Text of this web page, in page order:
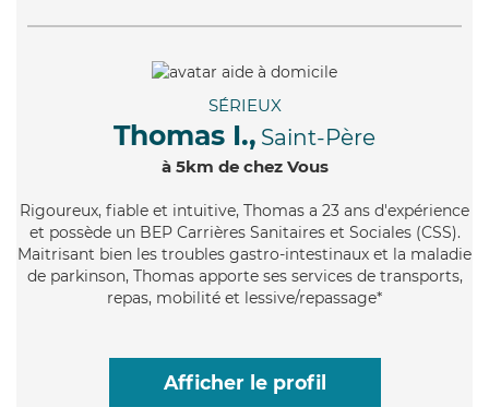
SÉRIEUX
Thomas I., Saint-Père
à 5km de chez Vous
Rigoureux, fiable et intuitive, Thomas a 23 ans d'expérience
et possède un BEP Carrières Sanitaires et Sociales (CSS).
Maitrisant bien les troubles gastro-intestinaux et la maladie
de parkinson, Thomas apporte ses services de transports,
repas, mobilité et lessive/repassage*
Afficher le profil